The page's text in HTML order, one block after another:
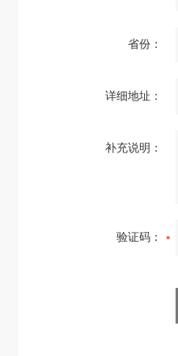
省份：
详细地址：
补充说明：
验证码：